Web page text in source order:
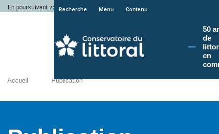
En poursuivant votre navigation sur le site du Conservatoire du littoral, vous
Recherche Menu Contenu
50
de
en
Accueil Publication